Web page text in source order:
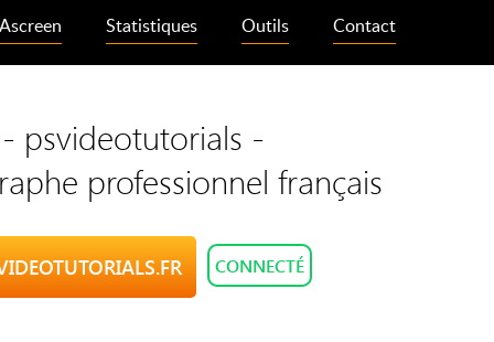
Ascreen Statistiques Outils Contact
psvideotutorials -
professionnel français
CONNECTÉ